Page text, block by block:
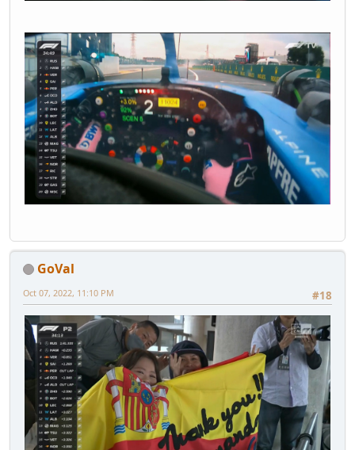
GoVal
#18
Oct 07, 2022, 11:10 PM